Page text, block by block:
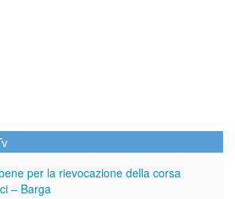
per la rievocazione della corsa
– Barga